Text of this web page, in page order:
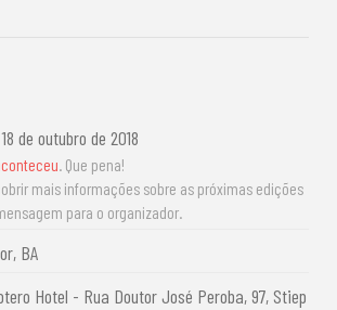
de outubro de 2018
. Que pena!
mais informações sobre as próximas edições
para o organizador.
BA
Hotel - Rua Doutor José Peroba, 97, Stiep